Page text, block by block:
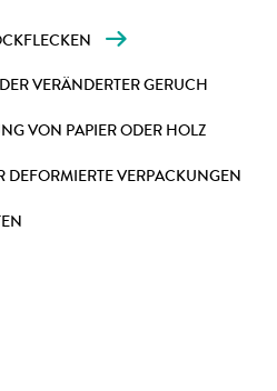
VERÄNDERTER GERUCH
VON PAPIER ODER HOLZ
DEFORMIERTE VERPACKUNGEN